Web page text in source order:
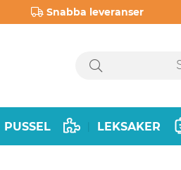
Snabba leveranser
PUSSEL LEKSAKER